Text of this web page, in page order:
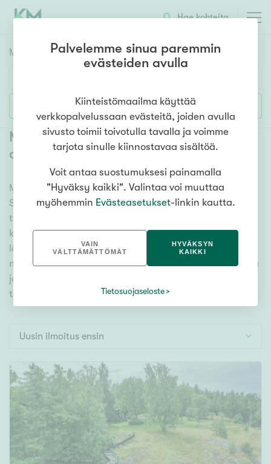
Hae kohteita
Myyntikohteet
Huoneluku
1h 2h 3h 4h 5h+
Asuntotyyppi
Kerros-/luhtitalo
Rivitalo/paritalo
Omakoti-/erillistalo
Maa- tai metsätila
Vapaa-ajan asunto
Autotalli
Hinta
000 000 €
Lisää hakuehtoja
Myytävät mökit ja vapaa-ajan
asunnot Siuntio Pickala (1)
Meiltä löydät myytävät mökit ja vapaa-ajan asunnot
Siuntio Pickala, olitpa etsimässä huvilaa, kesämökkiä
tai hiihtomajaa. Useat vaihtoehdot ja maan kattava
kiinteistönvälittäjien verkostomme auttavat sinua
löytämään unelmiesi mökin. Katso alta kaikki
myytävät mökit ja vapaa-ajan asunnot Siuntio Pickala
ja tutustu mieleiseesi. Meiltä löydät unelmiesi
täyttymyksen!
Uusin ilmoitus ensin
Palvelemme sinua paremmin
evästeiden avulla
Kiinteistömaailma käyttää
verkkopalvelussaan evästeitä, joiden avulla
sivusto toimii toivotulla tavalla ja voimme
tarjota sinulle kiinnostavaa sisältöä.
Voit antaa suostumuksesi painamalla
"Hyväksy kaikki". Valintaa voi muuttaa
myöhemmin Evästeasetukset-linkin kautta.
VAIN
VÄLTTÄMÄTTÖMÄT
HYVÄKSYN
KAIKKI
Tietosuojaseloste